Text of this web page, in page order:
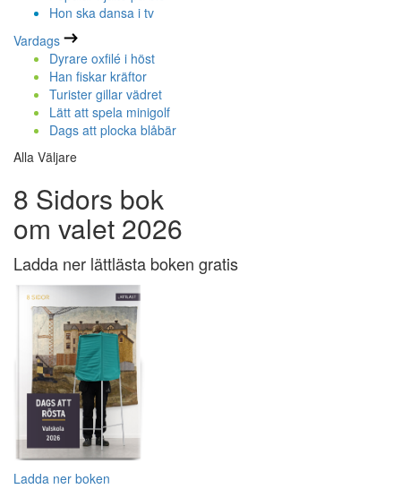
Hon ska dansa i tv
Vardags
Dyrare oxfilé i höst
Han fiskar kräftor
Turister gillar vädret
Lätt att spela minigolf
Dags att plocka blåbär
Alla Väljare
8 Sidors bok
om valet 2026
Ladda ner lättlästa boken gratis
Ladda ner boken